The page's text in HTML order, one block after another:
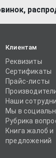
Клиентам
Реквизиты
Сертификаты
Прайс-листы
Наши
Мы в
Рубрика
Книга жалоб и
предложений